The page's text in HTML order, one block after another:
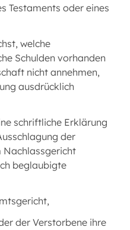
Testaments oder eines
welche
Schulden vorhanden
nicht annehmen,
ausdrücklich
schriftliche Erklärung
der
Nachlassgericht
beglaubigte
der Verstorbene ihre